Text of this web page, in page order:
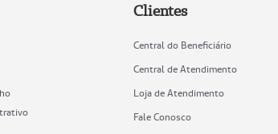
Clientes
Central do Beneficiário
Central de Atendimento
Loja de Atendimento
Fale Conosco